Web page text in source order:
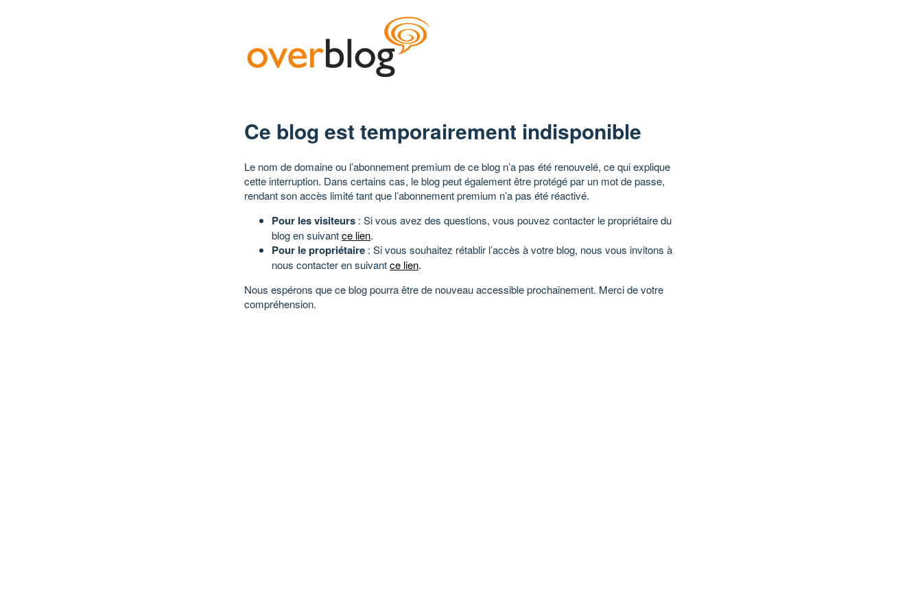
Ce blog est temporairement indisponible
Le nom de domaine ou l’abonnement premium de ce blog n’a pas été renouvelé, ce qui explique
cette interruption. Dans certains cas, le blog peut également être protégé par un mot de passe,
rendant son accès limité tant que l’abonnement premium n’a pas été réactivé.
Pour les visiteurs : Si vous avez des questions, vous pouvez contacter le propriétaire du
blog en suivantce lien.
Pour le propriétaire : Si vous souhaitez rétablir l’accès à votre blog, nous vous invitons à
nous contacter en suivantce lien.
Nous espérons que ce blog pourra être de nouveau accessible prochainement. Merci de votre
compréhension.